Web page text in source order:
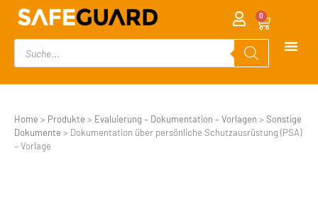
0
Home > Produkte > Evaluierung – Dokumentation – Vorlagen > Sonstige
Dokumente > Dokumentation über persönliche Schutzausrüstung (PSA)
– Vorlage